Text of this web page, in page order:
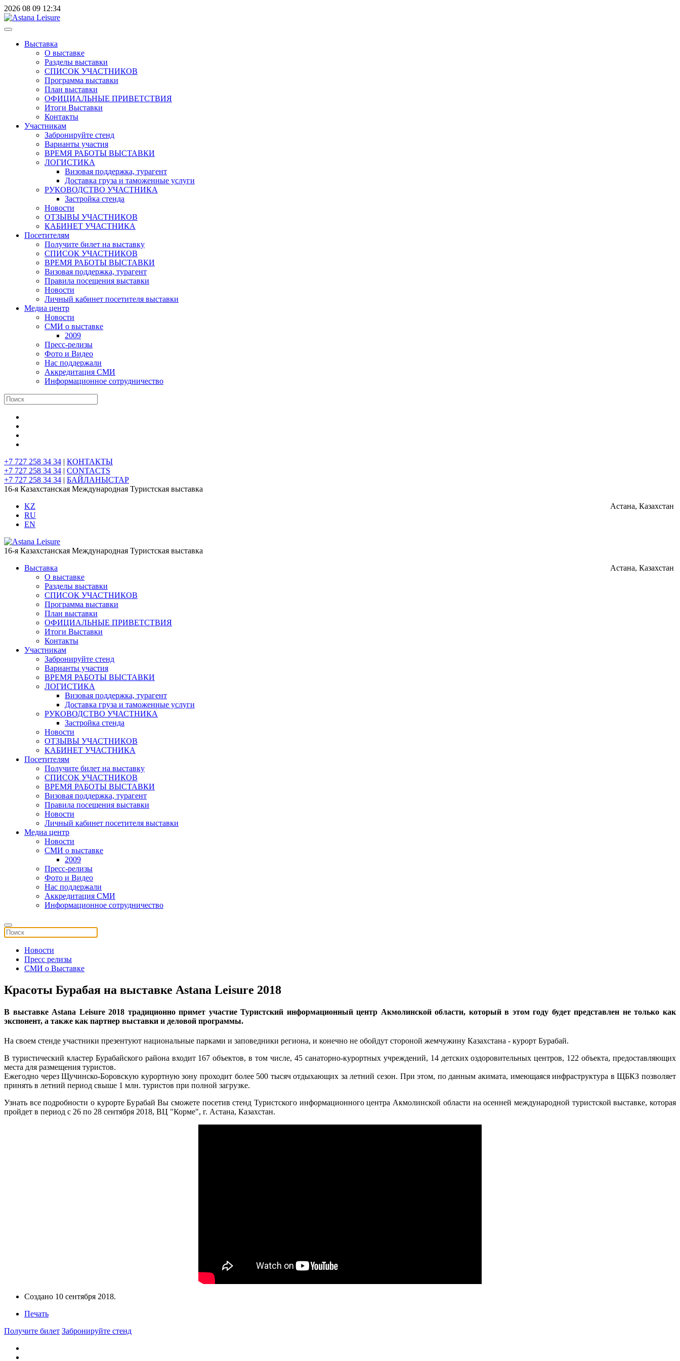
2026 08 09 12:34
Выставка
О выставке
Разделы выставки
СПИСОК УЧАСТНИКОВ
Программа выставки
План выставки
ОФИЦИАЛЬНЫЕ ПРИВЕТСТВИЯ
Итоги Выставки
Контакты
Участникам
Забронируйте стенд
Варианты участия
ВРЕМЯ РАБОТЫ ВЫСТАВКИ
ЛОГИСТИКА
Визовая поддержка, турагент
Доставка груза и таможенные услуги
РУКОВОДСТВО УЧАСТНИКА
Застройка стенда
Новости
ОТЗЫВЫ УЧАСТНИКОВ
КАБИНЕТ УЧАСТНИКА
Посетителям
Получите билет на выставку
СПИСОК УЧАСТНИКОВ
ВРЕМЯ РАБОТЫ ВЫСТАВКИ
Визовая поддержка, турагент
Правила посещения выставки
Новости
Личный кабинет посетителя выставки
Медиа центр
Новости
СМИ о выставке
2009
Пресс-релизы
Фото и Видео
Нас поддержали
Аккредитация СМИ
Информационное сотрудничество
+7 727 258 34 34 | КОНТАКТЫ
+7 727 258 34 34 | CONTACTS
+7 727 258 34 34 | БАЙЛАНЫСТАР
16-я Казахстанская Международная Туристская выставка
Астана, Казахстан
KZ
RU
EN
16-я Казахстанская Международная Туристская выставка
Астана, Казахстан
Выставка
О выставке
Разделы выставки
СПИСОК УЧАСТНИКОВ
Программа выставки
План выставки
ОФИЦИАЛЬНЫЕ ПРИВЕТСТВИЯ
Итоги Выставки
Контакты
Участникам
Забронируйте стенд
Варианты участия
ВРЕМЯ РАБОТЫ ВЫСТАВКИ
ЛОГИСТИКА
Визовая поддержка, турагент
Доставка груза и таможенные услуги
РУКОВОДСТВО УЧАСТНИКА
Застройка стенда
Новости
ОТЗЫВЫ УЧАСТНИКОВ
КАБИНЕТ УЧАСТНИКА
Посетителям
Получите билет на выставку
СПИСОК УЧАСТНИКОВ
ВРЕМЯ РАБОТЫ ВЫСТАВКИ
Визовая поддержка, турагент
Правила посещения выставки
Новости
Личный кабинет посетителя выставки
Медиа центр
Новости
СМИ о выставке
2009
Пресс-релизы
Фото и Видео
Нас поддержали
Аккредитация СМИ
Информационное сотрудничество
Новости
Пресс релизы
СМИ о Выставке
Красоты Бурабая на выставке Astana Leisure 2018
В выставке Astana Leisure 2018 традиционно примет участие Туристский информационный центр Акмолинской области, который в этом году будет представлен не только как
экспонент, а также как партнер выставки и деловой программы.
На своем стенде участники презентуют национальные парками и заповедники региона, и конечно не обойдут стороной жемчужину Казахстана - курорт Бурабай.
В туристический кластер Бурабайского района входит 167 объектов, в том числе, 45 санаторно-курортных учреждений, 14 детских оздоровительных центров, 122 объекта, предоставляющих
места для размещения туристов.
Ежегодно через Щучинско-Боровскую курортную зону проходит более 500 тысяч отдыхающих за летний сезон. При этом, по данным акимата, имеющаяся инфраструктура в ЩБКЗ позволяет
принять в летний период свыше 1 млн. туристов при полной загрузке.
Узнать все подробности о курорте Бурабай Вы сможете посетив стенд Туристского информационного центра Акмолинской области на осенней международной туристской выставке, которая
пройдет в период с 26 по 28 сентября 2018, ВЦ "Корме", г. Астана, Казахстан.
Создано 10 сентября 2018.
Печать
Получите билет Забронируйте стенд